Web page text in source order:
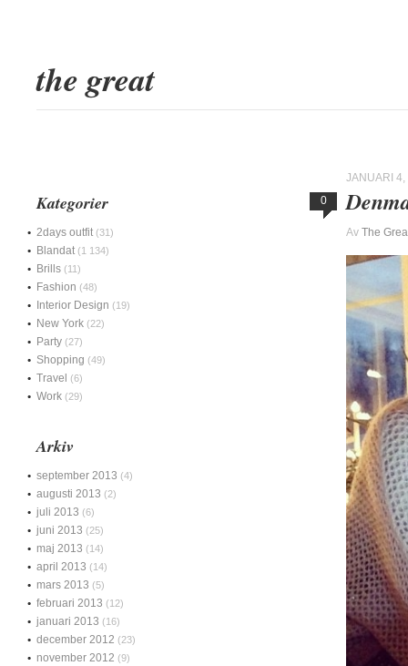
the great
JANUARI
0
Av The
Kategorier
2days outfit (31)
Blandat (1 134)
Brills (11)
Fashion (48)
Interior Design (19)
New York (22)
Party (27)
Shopping (49)
Travel (6)
Work (29)
Arkiv
september 2013 (4)
augusti 2013 (2)
juli 2013 (6)
juni 2013 (25)
maj 2013 (14)
april 2013 (14)
mars 2013 (5)
februari 2013 (12)
januari 2013 (16)
december 2012 (23)
november 2012 (9)